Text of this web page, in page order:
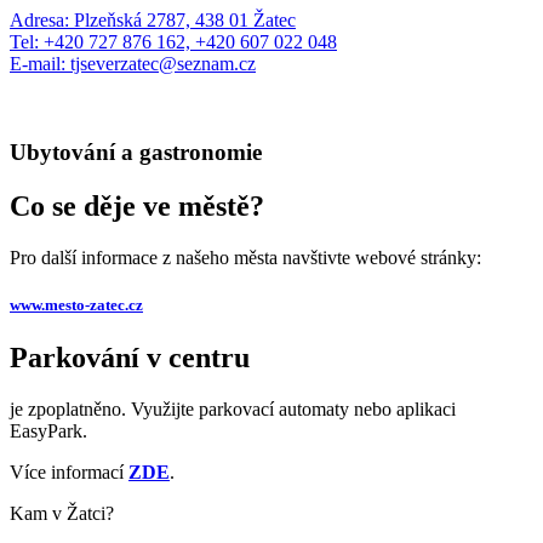
Adresa: Plzeňská 2787, 438 01 Žatec
Tel: +420 727 876 162, +420 607 022 048
E-mail: tjseverzatec@seznam.cz
Ubytování a gastronomie
Co se děje ve městě?
Pro další informace z našeho města navštivte webové stránky:
www.mesto-zatec.cz
Parkování v centru
je zpoplatněno. Využijte parkovací automaty nebo aplikaci
EasyPark.
Více informací ZDE.
Kam v Žatci?